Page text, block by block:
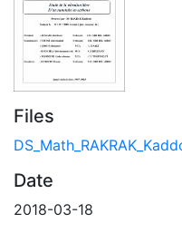
Files
Date
2018-03-18